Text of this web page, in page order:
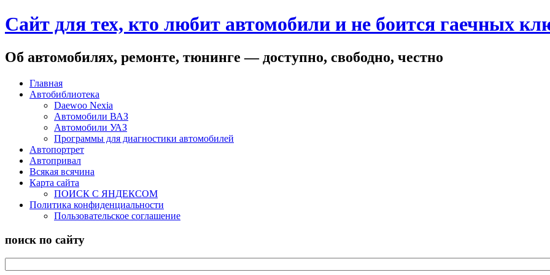
Сайт для тех, кто любит автомобили и не боится гаечных
Об автомобилях, ремонте, тюнинге — доступно, свободно, честно
Главная
Автобиблиотека
Daewoo Nexia
Автомобили ВАЗ
Автомобили УАЗ
Программы для диагностики автомобилей
Автопортрет
Автопривал
Всякая всячина
Карта сайта
ПОИСК С ЯНДЕКСОМ
Политика конфиденциальности
Пользовательское соглашение
поиск по сайту